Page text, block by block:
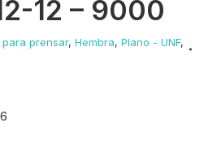
12 – 9000
para prensar, Hembra, Plano - UNF,